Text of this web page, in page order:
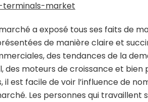
market
a exposé tous ses faits de
de manière claire et
des tendances de la
des moteurs de croissance et bien
il est facile de voir l’influence de
Les personnes qui